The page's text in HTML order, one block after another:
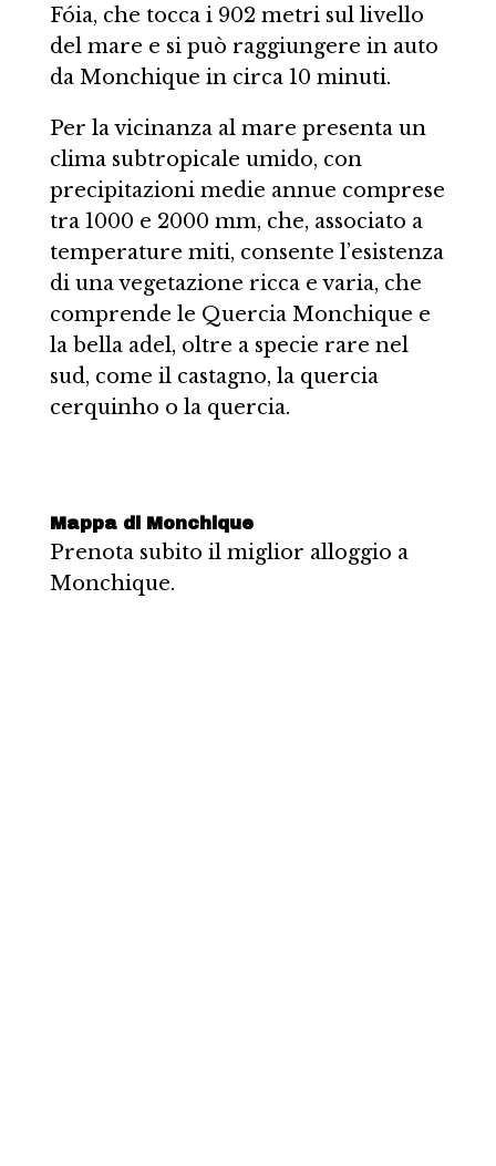
Fóia, che tocca i 902 metri sul livello
del mare e si può raggiungere in auto
da Monchique in circa 10 minuti.
Per la vicinanza al mare presenta un
clima subtropicale umido, con
precipitazioni medie annue comprese
tra 1000 e 2000 mm, che, associato a
temperature miti, consente l’esistenza
di una vegetazione ricca e varia, che
comprende le Quercia Monchique e
la bella adel, oltre a specie rare nel
sud, come il castagno, la quercia
cerquinho o la quercia.
Mappa di Monchique
Prenota subito il miglior alloggio a
Monchique.